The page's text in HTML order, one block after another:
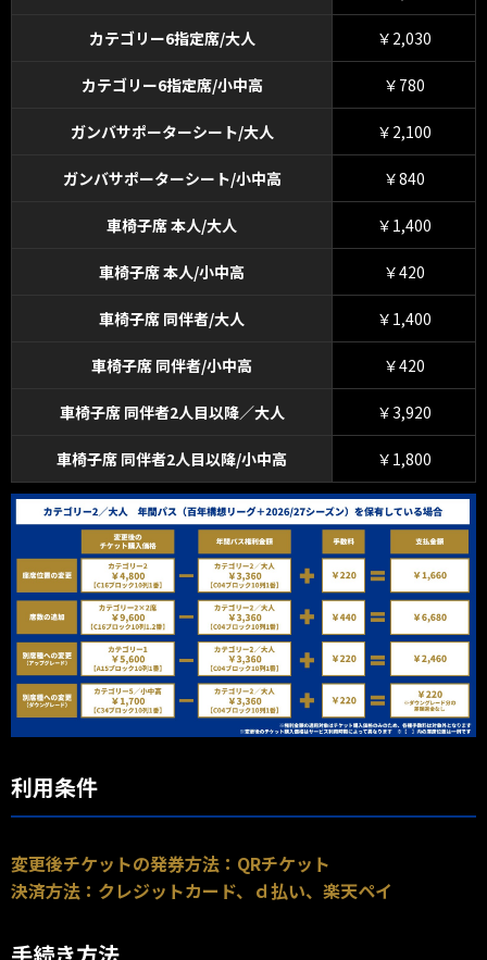
カテゴリー6指定席/大人 ￥2,030
カテゴリー6指定席/小中高 ￥780
ガンバサポーターシート/大人 ￥2,100
ガンバサポーターシート/小中高 ￥840
車椅子席 本人/大人 ￥1,400
車椅子席 本人/小中高 ￥420
車椅子席 同伴者/大人 ￥1,400
車椅子席 同伴者/小中高 ￥420
車椅子席 同伴者2人目以降／大人 ￥3,920
車椅子席 同伴者2人目以降/小中高 ￥1,800
利用条件
変更後チケットの発券方法：QRチケット
決済方法：クレジットカード、ｄ払い、楽天ペイ
手続き方法